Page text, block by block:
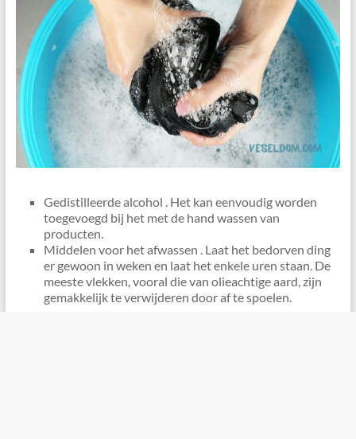
Gedistilleerde alcohol . Het kan eenvoudig worden
toegevoegd bij het met de hand wassen van
producten.
Middelen voor het afwassen . Laat het bedorven ding
er gewoon in weken en laat het enkele uren staan. De
meeste vlekken, vooral die van olieachtige aard, zijn
gemakkelijk te verwijderen door af te spoelen.